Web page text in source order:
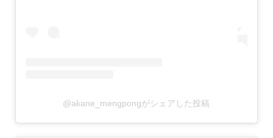
@akane_mengpongがシェアした投稿